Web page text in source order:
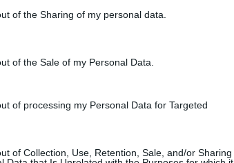
of the Sharing of my personal data.
of the Sale of my Personal Data.
of processing my Personal Data for Targeted
of Collection, Use, Retention, Sale, and/or Sharing